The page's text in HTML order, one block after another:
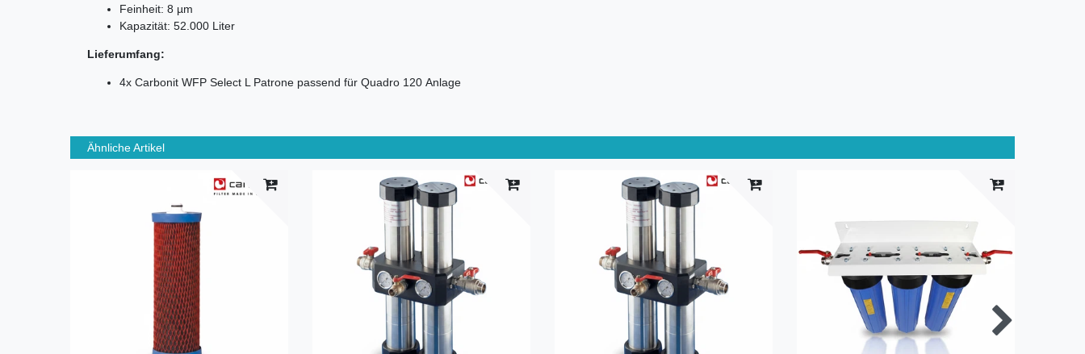
Feinheit: 8 µm
Kapazität: 52.000 Liter
Lieferumfang:
4x Carbonit WFP Select L Patrone passend für Quadro 120 Anlage
Ähnliche Artikel